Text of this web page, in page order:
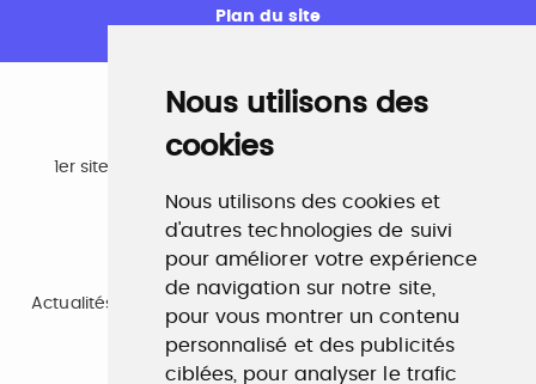
Nous utilisons des
cookies
Nous utilisons des cookies et
d'autres technologies de suivi
pour améliorer votre expérience
de navigation sur notre site,
pour vous montrer un contenu
personnalisé et des publicités
ciblées, pour analyser le trafic
Plan du site
Emploi
1er site emploi du secteur culturel 784.000 visites et
www.profilculture.com
Formation
Actualités, guide et annuaire des formations aux métiers
de la culture.
www.profilculture-formation.com